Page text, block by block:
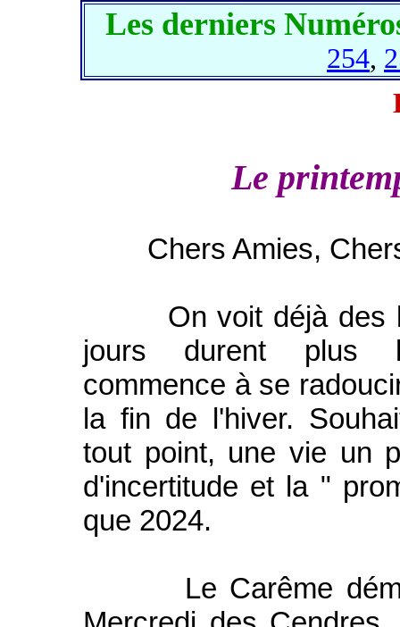
Les derniers
254,
Le
Chers Amies,
On voit déjà des
jours durent plus
commence à se
la fin de l'hiver.
tout point, une vie un
d'incertitude et la "
que 2024.
Le Carême